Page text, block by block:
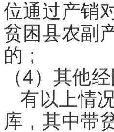
位通过产销
贫困县农副
的；
（4）其他
有以上情
库，其中带